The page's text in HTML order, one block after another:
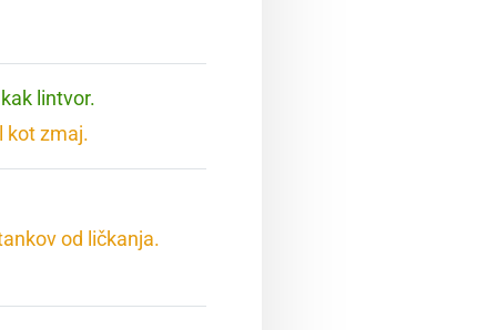
lintvor.
kot zmaj.
od ličkanja.